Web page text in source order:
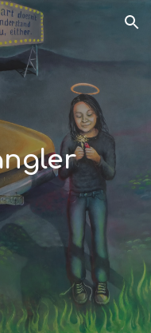
Skip to navigation